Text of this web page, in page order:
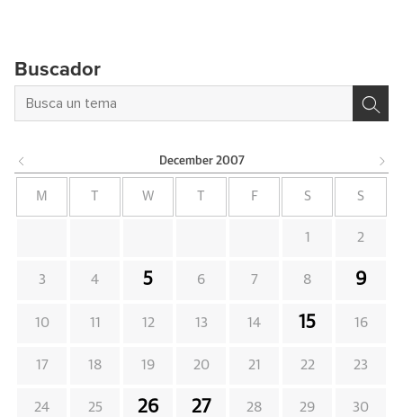
Buscador
December 2007
M W F S S
1 2
3 4 5 6 7 8 9
10 11 12 13 14 15 16
17 18 19 20 21 22 23
24 25 26 27 28 29 30